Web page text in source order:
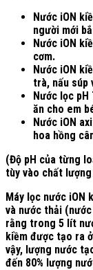
Nước iON
người mới
Nước iON
cơm.
Nước iON
trà, nấu súp
Nước lọc pH
ăn cho em
Nước iON
hoa hồng
(Độ pH của từng
tùy vào chất
Máy lọc nước iON
và nước thải
rằng trong 5 lít
kiềm được tạo ra
vậy, lượng nước
đến 80% lượng